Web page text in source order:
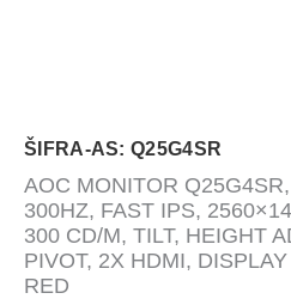
ŠIFRA-AS: Q25G4SR
AOC MONITOR
300HZ, FAST IPS,
300 CD/M, TILT, HEIGHT
PIVOT, 2X HDMI,
RED